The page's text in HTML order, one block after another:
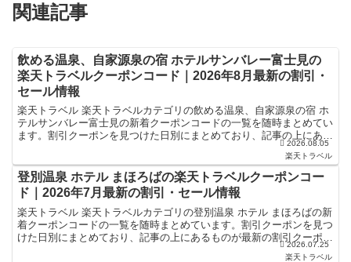
関連記事
飲める温泉、自家源泉の宿 ホテルサンバレー富士見の
楽天トラベルクーポンコード｜2026年8月最新の割引・
セール情報
楽天トラベル 楽天トラベルカテゴリの飲める温泉、自家源泉の宿 ホ
テルサンバレー富士見の新着クーポンコードの一覧を随時まとめてい
ます。割引クーポンを見つけた日別にまとめており、記事の上にある
ものが最新の割引クーポンになります。ホテル・旅館宿泊...2026.08.05
楽天トラベル
登別温泉 ホテル まほろばの楽天トラベルクーポンコー
ド｜2026年7月最新の割引・セール情報
楽天トラベル 楽天トラベルカテゴリの登別温泉 ホテル まほろばの新
着クーポンコードの一覧を随時まとめています。割引クーポンを見つ
けた日別にまとめており、記事の上にあるものが最新の割引クーポン
になります。ホテル・旅館宿泊の予約などで使えるクー... 2026.07.25
楽天トラベル